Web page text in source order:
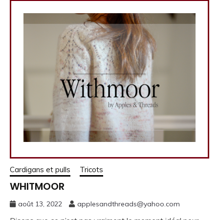
Cardigans et pulls Tricots
WHITMOOR
août 13, 2022 applesandthreads@yahoo.com